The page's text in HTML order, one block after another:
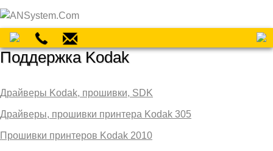
Поддержка Kodak
Драйверы Kodak, прошивки, SDK
Драйверы, прошивки принтера Kodak 305
Прошивки принтеров Kodak 2010